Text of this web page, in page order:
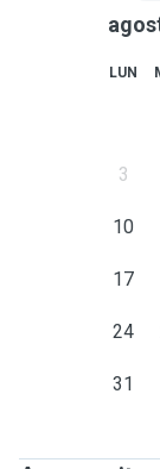
LUN
3
10
17
24
31